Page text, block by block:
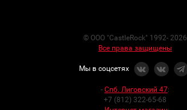
© ООО "CastleRock" 1992- 2026
Все права защищены
Мы в соцсетях
- Спб. Лиговский 47:
+7 (812) 322-65-68